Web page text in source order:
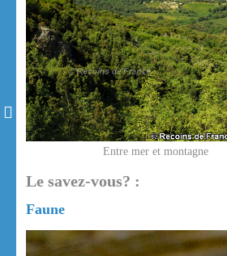
Entre mer et montagne
Le savez-vous? :
Faune